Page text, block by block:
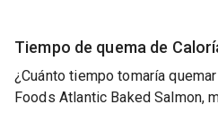
Tiempo de quema de
¿Cuánto tiempo tomaría
Foods Atlantic Baked Salmon,